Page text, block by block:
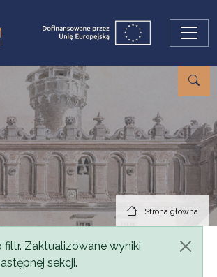
Strona główna
Zaktualizowane wyniki
sekcji.